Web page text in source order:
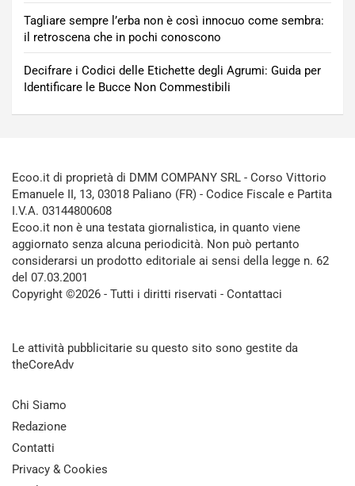
Tagliare sempre l’erba non è così innocuo come sembra:
il retroscena che in pochi conoscono
Decifrare i Codici delle Etichette degli Agrumi: Guida per
Identificare le Bucce Non Commestibili
Ecoo.it di proprietà di DMM COMPANY SRL - Corso Vittorio
Emanuele II, 13, 03018 Paliano (FR) - Codice Fiscale e Partita
I.V.A. 03144800608
Ecoo.it non è una testata giornalistica, in quanto viene
aggiornato senza alcuna periodicità. Non può pertanto
considerarsi un prodotto editoriale ai sensi della legge n. 62
del 07.03.2001
Copyright ©2026 - Tutti i diritti riservati - Contattaci
Le attività pubblicitarie su questo sito sono gestite da
theCoreAdv
Chi Siamo
Redazione
Contatti
Privacy & Cookies